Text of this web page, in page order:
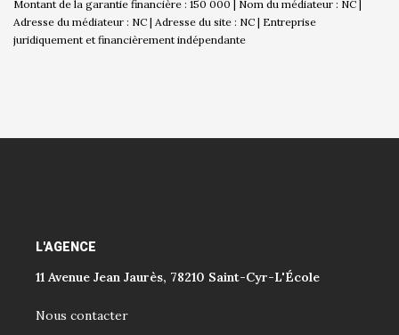
Montant de la garantie financière : 150 000 | Nom du médiateur : NC |
Adresse du médiateur : NC | Adresse du site : NC | Entreprise
juridiquement et financièrement indépendante
L'AGENCE
11 Avenue Jean Jaurès, 78210 Saint-Cyr-L'École
Nous contacter